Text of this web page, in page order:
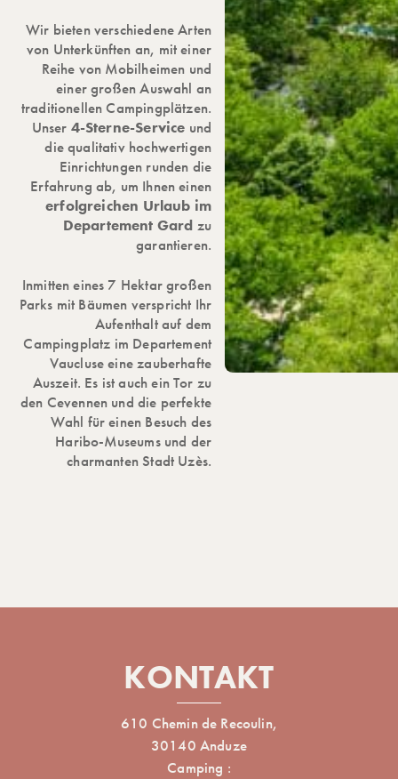
Wir bieten verschiedene Arten
von Unterkünften an, mit einer
Reihe von Mobilheimen und
einer großen Auswahl an
traditionellen Campingplätzen.
Unser 4-Sterne-Service und
die qualitativ hochwertigen
Einrichtungen runden die
Erfahrung ab, um Ihnen einen
erfolgreichen Urlaub im
Departement Gard zu
garantieren.
Inmitten eines 7 Hektar großen
Parks mit Bäumen verspricht Ihr
Aufenthalt auf dem
Campingplatz im Departement
Vaucluse eine zauberhafte
Auszeit. Es ist auch ein Tor zu
den Cevennen und die perfekte
Wahl für einen Besuch des
Haribo-Museums und der
charmanten Stadt Uzès.
KONTAKT
610 Chemin de Recoulin,
30140 Anduze
Camping :